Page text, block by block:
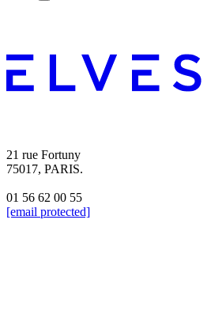
21 rue Fortuny
75017, PARIS.
01 56 62 00 55
[email protected]